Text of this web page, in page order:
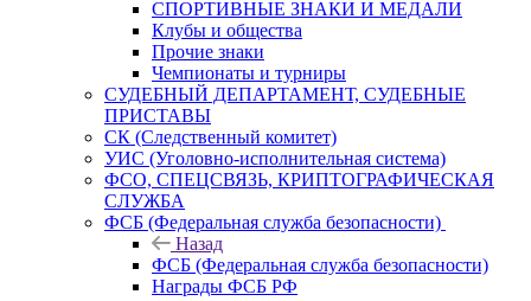
СПОРТИВНЫЕ ЗНАКИ И МЕДАЛИ
Клубы и общества
Прочие знаки
Чемпионаты и турниры
СУДЕБНЫЙ ДЕПАРТАМЕНТ, СУДЕБНЫЕ
ПРИСТАВЫ
СК (Следственный комитет)
УИС (Уголовно-исполнительная система)
ФСО, СПЕЦСВЯЗЬ, КРИПТОГРАФИЧЕСКАЯ
СЛУЖБА
ФСБ (Федеральная служба безопасности)
Назад
ФСБ (Федеральная служба безопасности)
Награды ФСБ РФ